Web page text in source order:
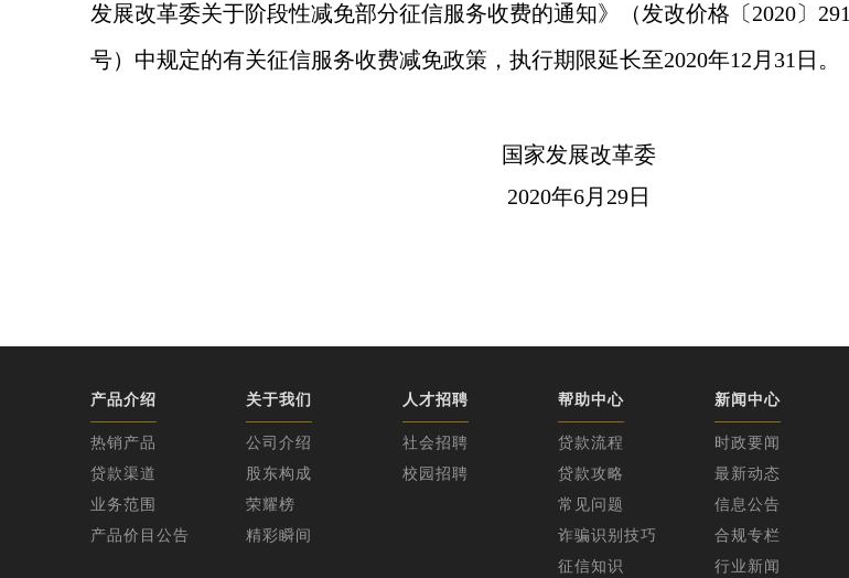
发展改革委关于阶段性减免部分征信服务收费的通知》（发改价格〔2020〕291
号）中规定的有关征信服务收费减免政策，执行期限延长至2020年12月31日。
国家发展改革委
2020年6月29日
产品介绍
热销产品
贷款渠道
业务范围
产品价目公告
关于我们
公司介绍
股东构成
荣耀榜
精彩瞬间
人才招聘
社会招聘
校园招聘
帮助中心
贷款流程
贷款攻略
常见问题
诈骗识别技巧
征信知识
新闻中心
时政要闻
最新动态
信息公告
合规专栏
行业新闻